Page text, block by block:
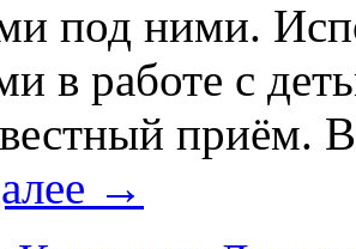
под ними.
в работе с
приём.
→